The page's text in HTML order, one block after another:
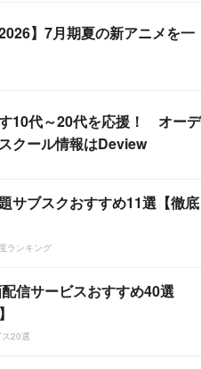
】7月期夏の新アニメを一
10代～20代を応援！ オーデ
クール情報はDeview
サブスクおすすめ11選【徹底
ランキング
信サービスおすすめ40選
20選